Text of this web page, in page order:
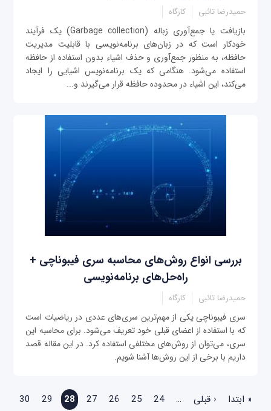
حمیدرضا تائبی کارگاه
بازیافت یا جمع‌‌آوری زباله (Garbage collection) یک فرآیند
خودکار است که در زبان‌های برنامه‌نویسی با قابلیت مدیریت
حافظه، به منظور جمع‌آوری و حذف اشیاء بدون استفاده از حافظه
استفاده می‌شود. هنگامی که یک برنامه‌نویس اشیایی را ایجاد
می‌کند، این اشیاء در محدوده حافظه قرار می‌گیرند و...
بررسی انواع روش‌های محاسبه سری فیبوناچی +
راه‌حل‌های برنامه‌نویسی
حمیدرضا تائبی کارگاه
سری فیبوناچی یکی از مهم‌ترین سری‌های عددی در ریاضیات است
که با استفاده از اعضای قبلی خود تعریف می‌شود. برای محاسبه این
سری، می‌توان از روش‌های مختلفی استفاده کرد. در این مقاله قصد
داریم با برخی از این روش‌ها آشنا شویم.
صفحه‌ها
« ابتدا ‹ قبلی …
24
25
26
27
28
29
30